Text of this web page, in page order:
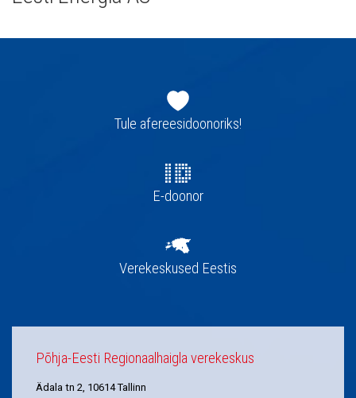
navigatsioonTule afereesidoonoriks!
E-doonor
Verekeskused Eestis
Põhja-Eesti Regionaalhaigla verekeskus
Ädala tn 2, 10614 Tallinn